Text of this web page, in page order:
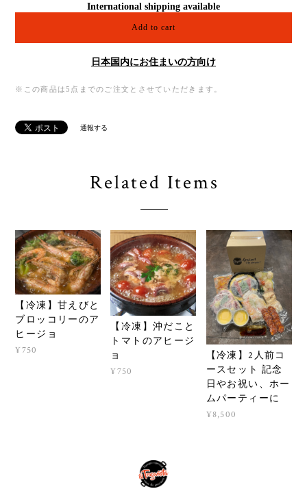
International shipping available
Add to cart
日本国内にお住まいの方向け
※この商品は5点までのご注文とさせていただきます。
通報する
Related Items
【冷凍】甘えびと
ブロッコリーのア
ヒージョ
¥750
【冷凍】沖だこと
トマトのアヒージ
ョ
¥750
【冷凍】2人前コ
ースセット 記念
日やお祝い、ホー
ムパーティーに
¥8,500